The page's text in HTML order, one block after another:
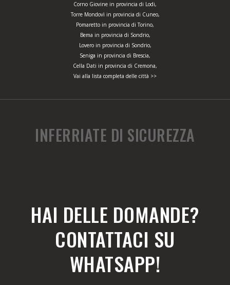
Corno Giovine in provincia di Lodi,
Torre Mondovì in provincia di Cuneo,
Pomaretto in provincia di Torino,
Bema in provincia di Sondrio,
Lovero in provincia di Sondrio,
Seniga in provincia di Brescia,
Cella Dati in provincia di Cremona,
Vai alla lista completa delle città >>
INFERRIATE DI SICUREZZA
HAI DELLE DOMANDE?
CONTATTACI SU
WHATSAPP!